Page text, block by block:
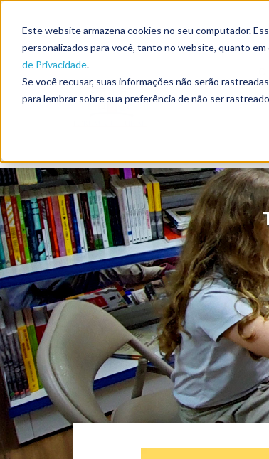
Este website armazena cookies no seu computador.
personalizados para você, tanto no website, quanto
de Privacidade.
Se você recusar, suas informações não serão
para lembrar sobre sua preferência de não ser